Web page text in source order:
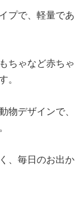
プで、軽量であ
ちゃなど赤ちゃ
デザインで、
、毎日のお出か